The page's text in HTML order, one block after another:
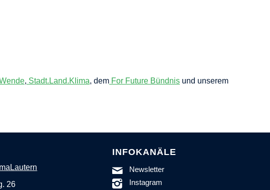
, Stadt.Land.Klima, dem For Future Bündnis und unserem
26
INFOKANÄLE
Newsletter
Instagram